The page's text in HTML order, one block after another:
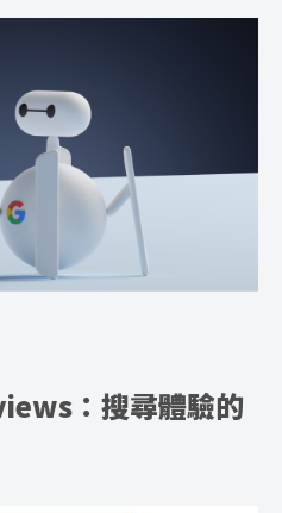
：搜尋體驗的